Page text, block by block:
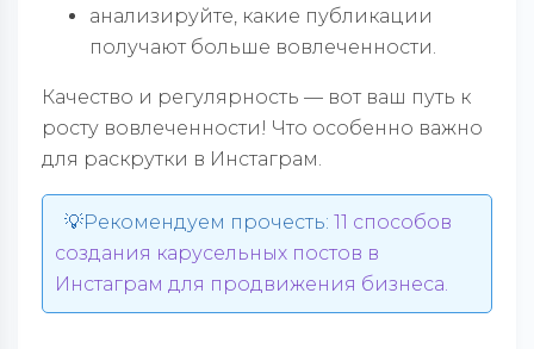
анализируйте, какие публикации
получают больше вовлеченности.
Качество и регулярность — вот ваш путь к
росту вовлеченности! Что особенно важно
для раскрутки в Инстаграм.
💡Рекомендуем прочесть: 11 способов
создания карусельных постов в
Инстаграм для продвижения бизнеса.